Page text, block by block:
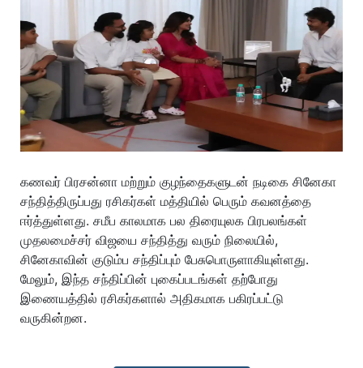
கணவர் பிரசன்னா மற்றும் குழந்தைகளுடன் நடிகை சினேகா
சந்தித்திருப்பது ரசிகர்கள் மத்தியில் பெரும் கவனத்தை
ஈர்த்துள்ளது. சமீப காலமாக பல திரையுலக பிரபலங்கள்
முதலமைச்சர் விஜயை சந்தித்து வரும் நிலையில்,
சினேகாவின் குடும்ப சந்திப்பும் பேசுபொருளாகியுள்ளது.
மேலும், இந்த சந்திப்பின் புகைப்படங்கள் தற்போது
இணையத்தில் ரசிகர்களால் அதிகமாக பகிரப்பட்டு
வருகின்றன.